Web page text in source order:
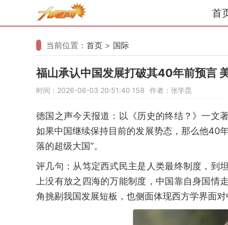
首
当前位置： 首页 > 国际
福山承认中国发展打破其40年前预言
时间：2026-06-03 20:51:40 158 作者：张学昆
德国之声今天报道：以《历史的终结？》一文
如果中国继续保持目前的发展势态，那么他40
落的超级大国”。
评几句：从笃定西式民主是人类最终制度，到
上没有放之四海的万能制度，中国靠自身国
角挑剔我国发展短板，也侧面体现西方学界面